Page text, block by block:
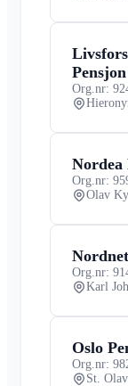
Org.nr:
Org.nr:
Olav
Org.nr:
Karl
Oslo
Org.nr:
St.